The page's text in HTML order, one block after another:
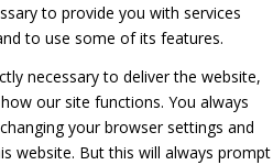
to provide you with services
to use some of its features.
necessary to deliver the website,
our site functions. You always
your browser settings and
website. But this will always prompt